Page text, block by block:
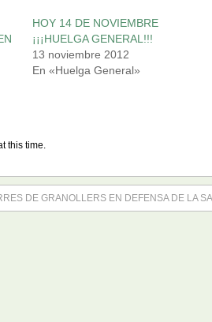
HOY 14 DE NOVIEMBRE
¡¡¡HUELGA GENERAL!!!
13 noviembre 2012
En «Huelga General»
this time.
DE GRANOLLERS EN DEFENSA DE LA